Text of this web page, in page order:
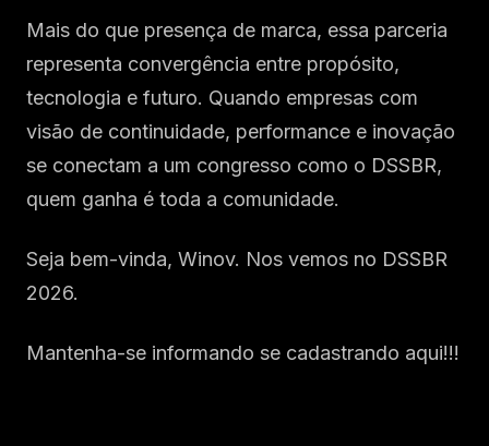
Mais do que presença de marca, essa parceria
representa convergência entre propósito,
tecnologia e futuro. Quando empresas com
visão de continuidade, performance e inovação
se conectam a um congresso como o DSSBR,
quem ganha é toda a comunidade.
Seja bem-vinda, Winov. Nos vemos no DSSBR
2026.
Mantenha-se informando se cadastrando aqui!!!